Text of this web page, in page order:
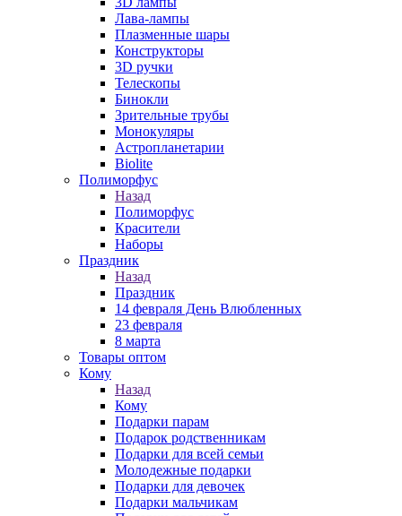
Лава-лампы
Плазменные шары
Конструкторы
3D ручки
Телескопы
Бинокли
Зрительные трубы
Монокуляры
Астропланетарии
Biolite
Полиморфус
Назад
Полиморфус
Красители
Наборы
Праздник
Назад
Праздник
14 февраля День Влюбленных
23 февраля
8 марта
Товары оптом
Кому
Назад
Кому
Подарки парам
Подарок родственникам
Подарки для всей семьи
Молодежные подарки
Подарки для девочек
Подарки мальчикам